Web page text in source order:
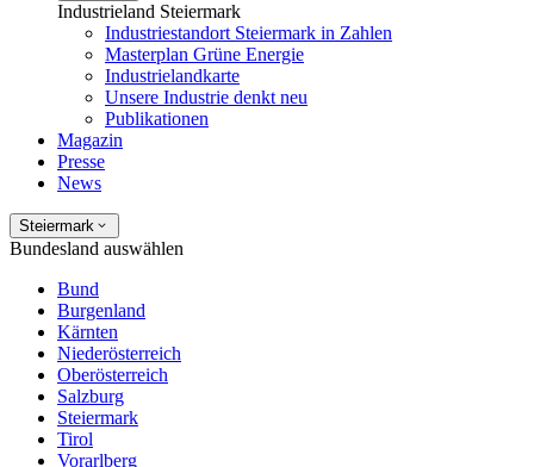
Industrieland Steiermark
Industriestandort Steiermark in Zahlen
Masterplan Grüne Energie
Industrielandkarte
Unsere Industrie denkt neu
Publikationen
Magazin
Presse
News
Steiermark
Bundesland auswählen
Bund
Burgenland
Kärnten
Niederösterreich
Oberösterreich
Salzburg
Steiermark
Tirol
Vorarlberg